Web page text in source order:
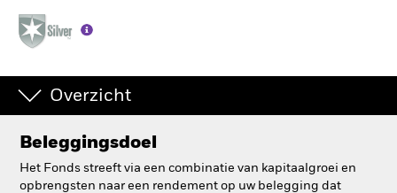
Aladdin
Overzicht
Beleggingsdoel
Het Fonds streeft via een combinatie van kapitaalgroei en
opbrengsten naar een rendement op uw belegging dat